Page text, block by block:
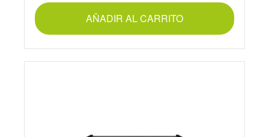
AÑADIR AL CARRITO